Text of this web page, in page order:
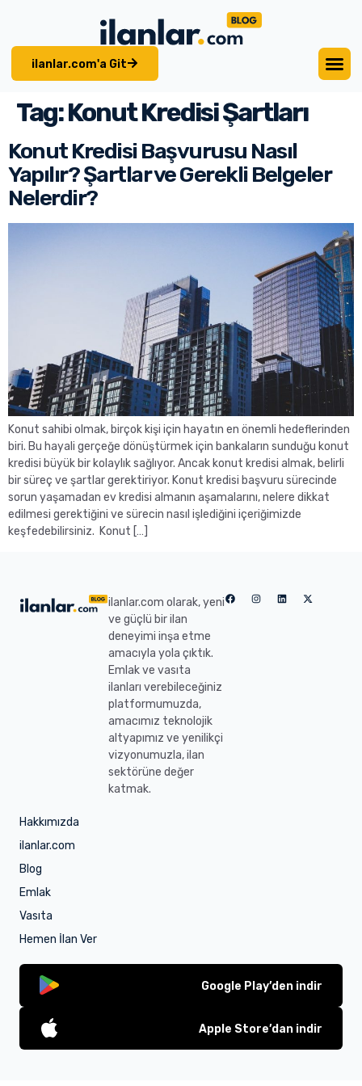
ilanlar.com'a Git
Tag:Konut Kredisi Şartları
Konut Kredisi Başvurusu Nasıl
Yapılır? Şartlar ve Gerekli Belgeler
Nelerdir?
Konut sahibi olmak, birçok kişi için hayatın en önemli hedeflerinden
biri. Bu hayali gerçeğe dönüştürmek için bankaların sunduğu konut
kredisi büyük bir kolaylık sağlıyor. Ancak konut kredisi almak, belirli
bir süreç ve şartlar gerektiriyor. Konut kredisi başvuru sürecinde
sorun yaşamadan ev kredisi almanın aşamalarını, nelere dikkat
edilmesi gerektiğini ve sürecin nasıl işlediğini içeriğimizde
keşfedebilirsiniz. Konut […]
ilanlar.com olarak, yeni
ve güçlü bir ilan
deneyimi inşa etme
amacıyla yola çıktık.
Emlak ve vasıta
ilanları verebileceğiniz
platformumuzda,
amacımız teknolojik
altyapımız ve yenilikçi
vizyonumuzla, ilan
sektörüne değer
katmak.
Hakkımızda
ilanlar.com
Blog
Emlak
Vasıta
Hemen İlan Ver
Google Play’den indir
Apple Store’dan indir